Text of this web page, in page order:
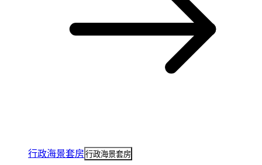
行政海景套房 行政海景套房